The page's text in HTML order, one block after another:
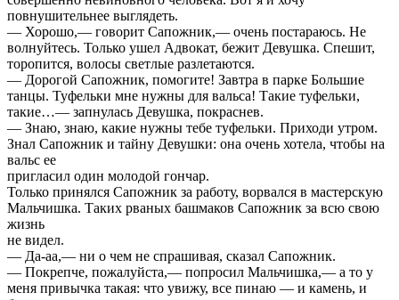
повнушительнее выглядеть.
— Хорошо,— говорит Сапожник,— очень постараюсь. Не
волнуйтесь. Только ушел Адвокат, бежит Девушка. Спешит,
торопится, волосы светлые разлетаются.
— Дорогой Сапожник, помогите! Завтра в парке Большие
танцы. Туфельки мне нужны для вальса! Такие туфельки,
такие…— запнулась Девушка, покраснев.
— Знаю, знаю, какие нужны тебе туфельки. Приходи утром.
Знал Сапожник и тайну Девушки: она очень хотела, чтобы на
вальс ее
пригласил один молодой гончар.
Только принялся Сапожник за работу, ворвался в мастерскую
Мальчишка. Таких рваных башмаков Сапожник за всю свою
жизнь
не видел.
— Да-аа,— ни о чем не спрашивая, сказал Сапожник.
— Покрепче, пожалуйста,— попросил Мальчишка,— а то у
меня привычка такая: что увижу, все пинаю — и камень, и